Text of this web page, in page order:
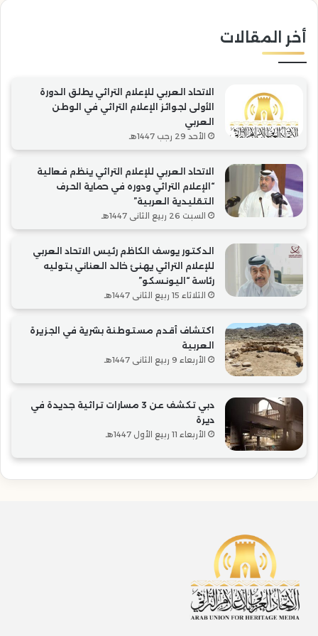
أخر المقالات
الاتحاد العربي للإعلام التراثي يطلق الدورة
الأولى لجوائز الإعلام التراثي في الوطن
العربي
الأحد 29 رجب 1447هـ
الاتحاد العربي للإعلام التراثي ينظم فعالية
“الإعلام التراثي ودوره في حماية الحرف
التقليدية العربية”
السبت 26 ربيع الثاني 1447هـ
الدكتور يوسف الكاظم رئيس الاتحاد العربي
للإعلام التراثي يهنئ خالد العناني بتوليه
رئاسة “اليونسكو”
الثلاثاء 15 ربيع الثاني 1447هـ
اكتشاف أقدم مستوطنة بشرية في الجزيرة
العربية
الأربعاء 9 ربيع الثاني 1447هـ
دبي تكشف عن 3 مسارات تراثية جديدة في
ديرة
الأربعاء 11 ربيع الأول 1447هـ